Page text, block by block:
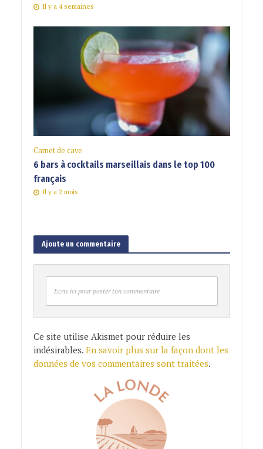
Il y a 4 semaines
Carnet de cave
6 bars à cocktails marseillais dans le top 100
français
Il y a 2 mois
Ajoute un commentaire
Ecris ici pour poster ton commentaire
Ce site utilise Akismet pour réduire les
indésirables. En savoir plus sur la façon dont les
données de vos commentaires sont traitées.